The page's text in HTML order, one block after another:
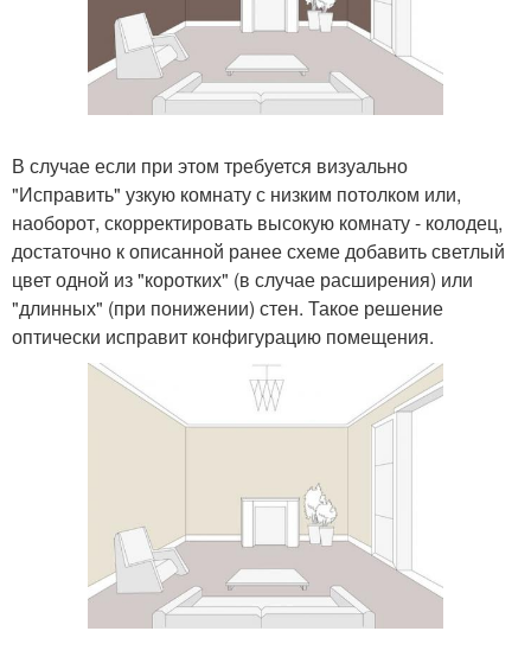
В случае если при этом требуется визуально
"Исправить" узкую комнату с низким потолком или,
наоборот, скорректировать высокую комнату - колодец,
достаточно к описанной ранее схеме добавить светлый
цвет одной из "коротких" (в случае расширения) или
"длинных" (при понижении) стен. Такое решение
оптически исправит конфигурацию помещения.